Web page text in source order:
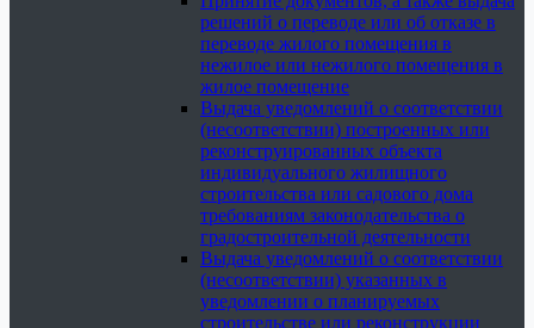
решений о переводе или об отказе в
переводе жилого помещения в
нежилое или нежилого помещения в
жилое помещение
Выдача уведомлений о соответствии
(несоответствии) построенных или
реконструированных объекта
индивидуального жилищного
строительства или садового дома
требованиям законодательства о
градостроительной деятельности
Выдача уведомлений о соответствии
(несоответствии) указанных в
уведомлении о планируемых
строительстве или реконструкции